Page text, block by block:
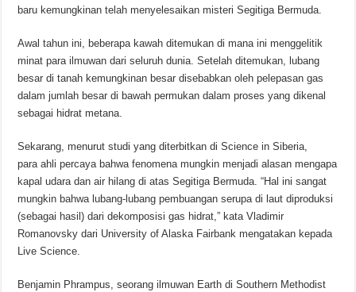
baru kemungkinan telah menyelesaikan misteri Segitiga Bermuda.
Awal tahun ini, beberapa kawah ditemukan di mana ini menggelitik
minat para ilmuwan dari seluruh dunia. Setelah ditemukan, lubang
besar di tanah kemungkinan besar disebabkan oleh pelepasan gas
dalam jumlah besar di bawah permukan dalam proses yang dikenal
sebagai hidrat metana.
Sekarang, menurut studi yang diterbitkan di Science in Siberia,
para ahli percaya bahwa fenomena mungkin menjadi alasan mengapa
kapal udara dan air hilang di atas Segitiga Bermuda. “Hal ini sangat
mungkin bahwa lubang-lubang pembuangan serupa di laut diproduksi
(sebagai hasil) dari dekomposisi gas hidrat,” kata Vladimir
Romanovsky dari University of Alaska Fairbank mengatakan kepada
Live Science.
Benjamin Phrampus, seorang ilmuwan Earth di Southern Methodist